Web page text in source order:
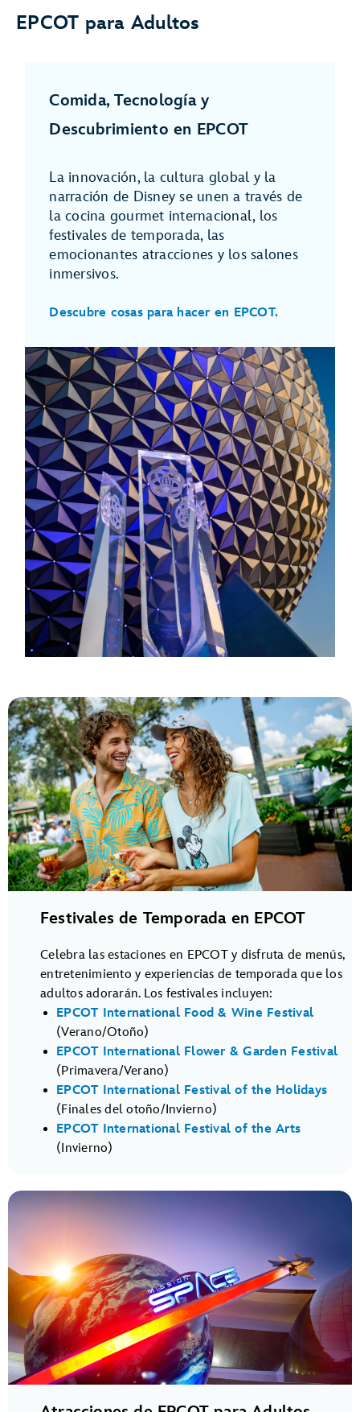
EPCOT para Adultos
Comida, Tecnología y
Descubrimiento en EPCOT
La innovación, la cultura global y la
narración de Disney se unen a través de
la cocina gourmet internacional, los
festivales de temporada, las
emocionantes atracciones y los salones
inmersivos.
Descubre cosas para hacer en EPCOT.
Festivales de Temporada en EPCOT
Celebra las estaciones en EPCOT y disfruta de menús,
entretenimiento y experiencias de temporada que los
adultos adorarán. Los festivales incluyen:
EPCOT International Food & Wine Festival
(Verano/Otoño)
EPCOT International Flower & Garden Festival
(Primavera/Verano)
EPCOT International Festival of the Holidays
(Finales del otoño/Invierno)
EPCOT International Festival of the Arts
(Invierno)